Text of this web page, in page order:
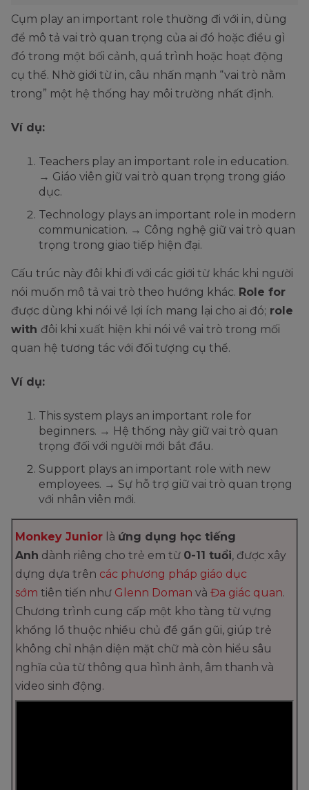
Cụm play an important role thường đi với in, dùng
để mô tả vai trò quan trọng của ai đó hoặc điều gì
đó trong một bối cảnh, quá trình hoặc hoạt động
cụ thể. Nhờ giới từ in, câu nhấn mạnh “vai trò nằm
trong” một hệ thống hay môi trường nhất định.
Ví dụ:
Teachers play an important role in education.
→ Giáo viên giữ vai trò quan trọng trong giáo
dục.
Technology plays an important role in modern
communication. → Công nghệ giữ vai trò quan
trọng trong giao tiếp hiện đại.
Cấu trúc này đôi khi đi với các giới từ khác khi người
nói muốn mô tả vai trò theo hướng khác. Role for
được dùng khi nói về lợi ích mang lại cho ai đó; role
with đôi khi xuất hiện khi nói về vai trò trong mối
quan hệ tương tác với đối tượng cụ thể.
Ví dụ:
This system plays an important role for
beginners. → Hệ thống này giữ vai trò quan
trọng đối với người mới bắt đầu.
Support plays an important role with new
employees. → Sự hỗ trợ giữ vai trò quan trọng
với nhân viên mới.
Monkey Junior là ứng dụng học tiếng
Anh dành riêng cho trẻ em từ 0-11 tuổi, được xây
dựng dựa trên các phương pháp giáo dục
sớm tiên tiến như Glenn Doman và Đa giác quan.
Chương trình cung cấp một kho tàng từ vựng
khổng lồ thuộc nhiều chủ đề gần gũi, giúp trẻ
không chỉ nhận diện mặt chữ mà còn hiểu sâu
nghĩa của từ thông qua hình ảnh, âm thanh và
video sinh động.